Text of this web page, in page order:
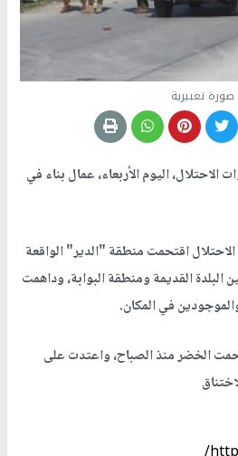
صورة تعبيرية
الاحتلال، اليوم الأربعاء، عمال بناء في
اقتحمت منطقة "الدير" الواقعة
البلدة القديمة ومنطقة البوابة، وداهمت
في المكان.
الخضر منذ الصباح، واعتدت على